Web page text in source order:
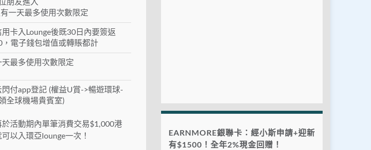
朋友進入
一天最多使用次數限定
卡入Lounge後既30日內要簽返
，電子錢包增值或轉賬都計
天最多使用次數限定
閃付app登記 (權益U賞->暢遊環球-
全球機場貴賓室)
於活動期內單筆消費交易$1,000港
以入環亞lounge一次！
EARNMORE銀聯卡：經小斯申請+迎新
有$1500！全年2%現金回贈！